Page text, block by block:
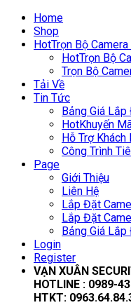
Home
Shop
HotTrọn Bộ Camera
HotTrọn Bộ
Trọn Bộ
Tải Về
Tin Tức
Bảng Giá Lắp
HotKhuyến
Hỗ Trợ Khách
Công Trình
Page
Giới Thiệu
Liên Hệ
Lắp Đặt
Lắp Đặt
Bảng Giá Lắp
Login
Register
VẠN XUÂN
HOTLINE : 0989-
HTKT: